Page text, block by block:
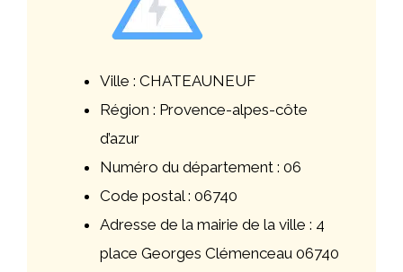
Ville : CHATEAUNEUF
Région : Provence-alpes-côte
d’azur
Numéro du département : 06
Code postal : 06740
Adresse de la mairie de la ville : 4
place Georges Clémenceau 06740